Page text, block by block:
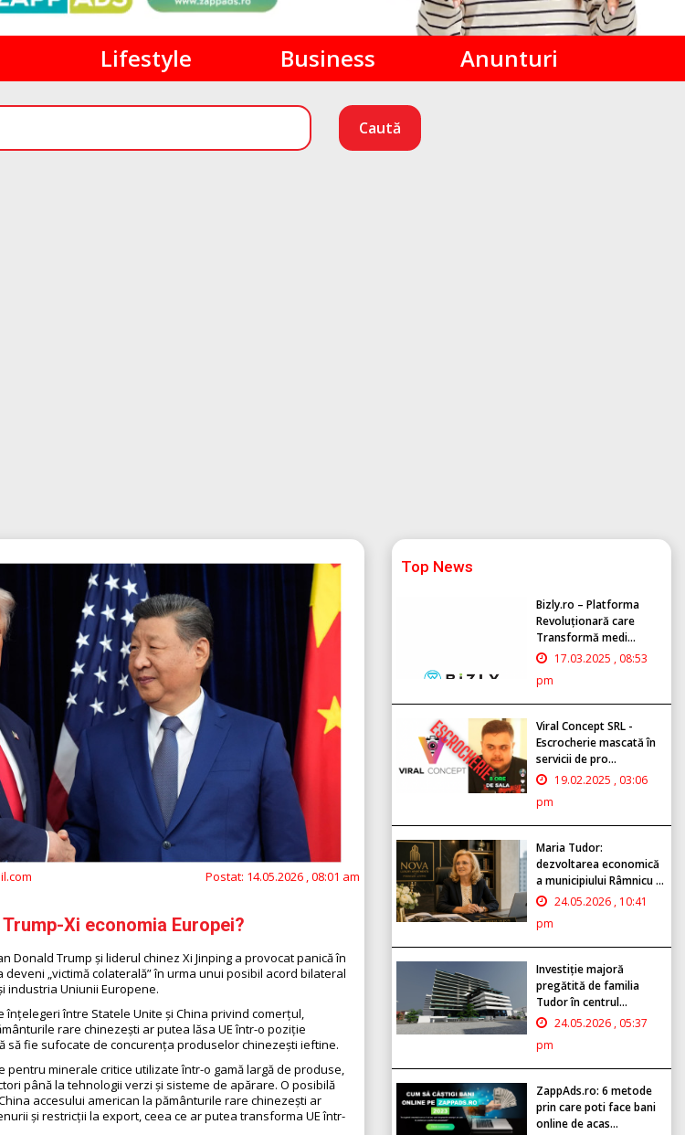
Lifestyle Business Anunturi
Caută
Postat: 14.05.2026 , 08:01 am
Xi economia Europei?
Donald Trump și liderul chinez Xi Jinping a provocat panică în
„victimă colaterală” în urma unui posibil acord bilateral
industria Uniunii Europene.
între Statele Unite și China privind comerțul,
rare chinezești ar putea lăsa UE într-o poziție
să fie sufocate de concurența produselor chinezești ieftine.
minerale critice utilizate într-o gamă largă de produse,
până la tehnologii verzi și sisteme de apărare. O posibilă
accesului american la pământurile rare chinezești ar
și restricții la export, ceea ce ar putea transforma UE într-
Top News
Bizly.ro – Platforma
Revoluționară care
Transformă medi...
17.03.2025 , 08:53
pm
Viral Concept SRL -
Escrocherie mascată în
servicii de pro...
19.02.2025 , 03:06
pm
Maria Tudor:
dezvoltarea economică
a municipiului Râmnicu ...
24.05.2026 , 10:41
pm
Investiție majoră
pregătită de familia
Tudor în centrul...
24.05.2026 , 05:37
pm
ZappAds.ro: 6 metode
prin care poti face bani
online de acas...